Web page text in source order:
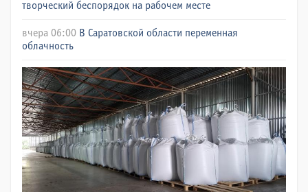
творческий беспорядок на рабочем месте
вчера 06:00 В Саратовской области переменная
облачность